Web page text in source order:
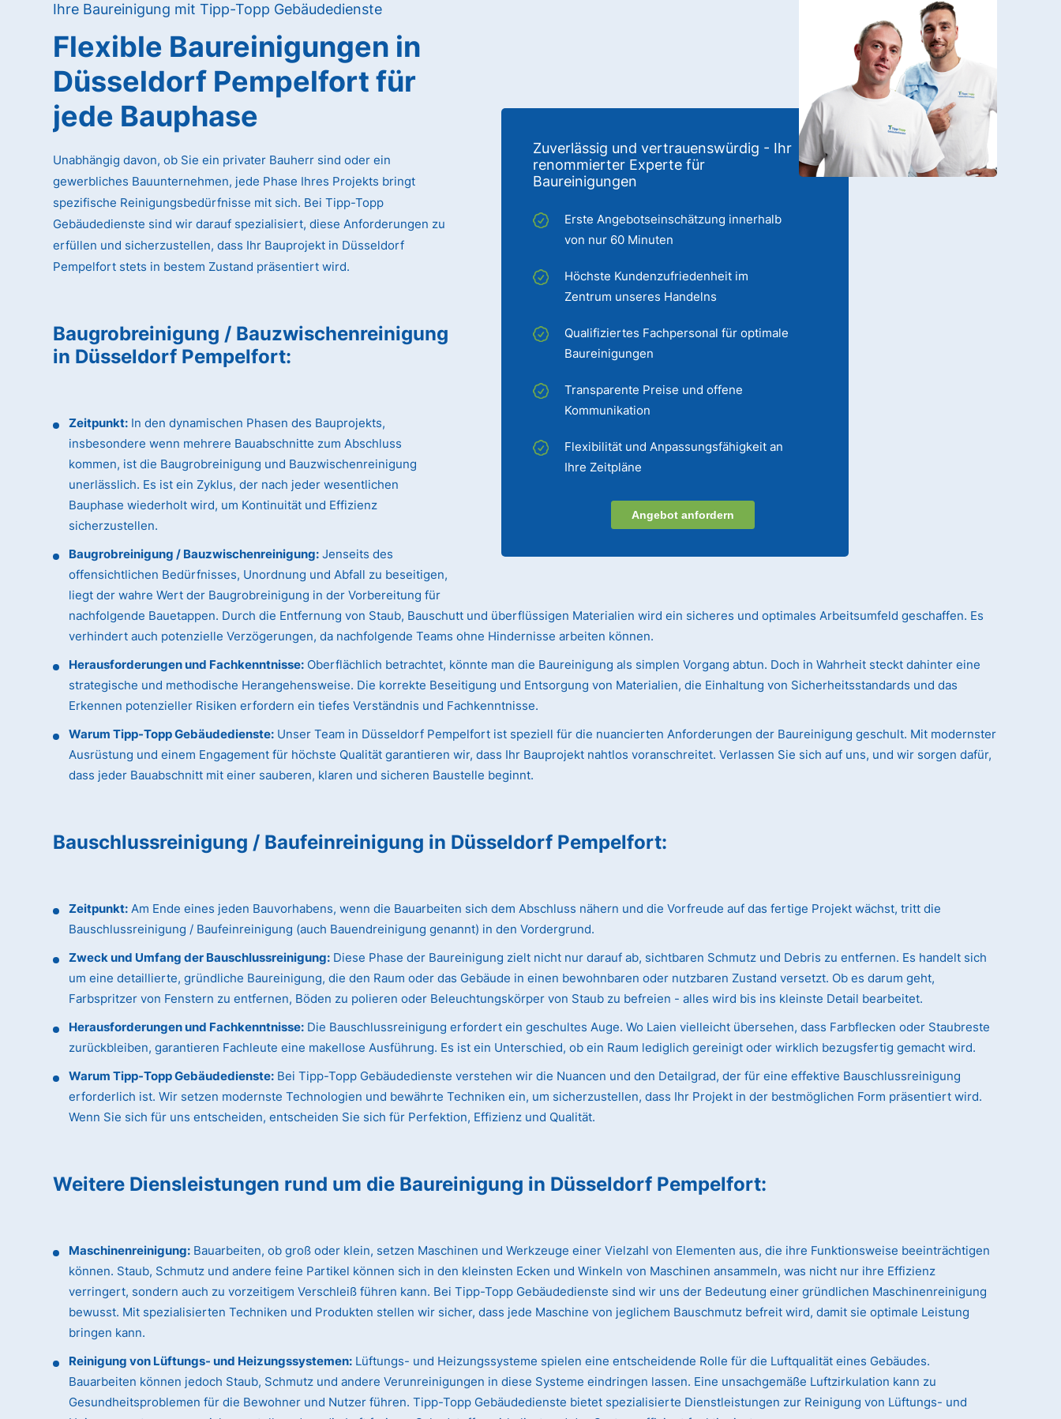
Ihre Baureinigung mit Tipp-Topp Gebäudedienste
Zuverlässig und vertrauenswürdig - Ihr
renommierter Experte für
Baureinigungen
Erste Angebotseinschätzung innerhalb
von nur 60 Minuten
Höchste Kundenzufriedenheit im
Zentrum unseres Handelns
Qualifiziertes Fachpersonal für optimale
Baureinigungen
Transparente Preise und offene
Kommunikation
Flexibilität und Anpassungsfähigkeit an
Ihre Zeitpläne
Angebot anfordern
Flexible Baureinigungen in
Düsseldorf Pempelfortfür
jede Bauphase
Unabhängig davon, ob Sie ein privater Bauherr sind oder ein
gewerbliches Bauunternehmen, jede Phase Ihres Projekts bringt
spezifische Reinigungsbedürfnisse mit sich. Bei Tipp-Topp
Gebäudedienste sind wir darauf spezialisiert, diese Anforderungen zu
erfüllen und sicherzustellen, dass Ihr Bauprojekt in Düsseldorf
Pempelfort stets in bestem Zustand präsentiert wird.
Baugrobreinigung / Bauzwischenreinigung
in Düsseldorf Pempelfort:
Zeitpunkt: In den dynamischen Phasen des Bauprojekts,
insbesondere wenn mehrere Bauabschnitte zum Abschluss
kommen, ist die Baugrobreinigung und Bauzwischenreinigung
unerlässlich. Es ist ein Zyklus, der nach jeder wesentlichen
Bauphase wiederholt wird, um Kontinuität und Effizienz
sicherzustellen.
Baugrobreinigung / Bauzwischenreinigung: Jenseits des
offensichtlichen Bedürfnisses, Unordnung und Abfall zu beseitigen,
liegt der wahre Wert der Baugrobreinigung in der Vorbereitung für
nachfolgende Bauetappen. Durch die Entfernung von Staub, Bauschutt und überflüssigen Materialien wird ein sicheres und optimales Arbeitsumfeld geschaffen. Es
verhindert auch potenzielle Verzögerungen, da nachfolgende Teams ohne Hindernisse arbeiten können.
Herausforderungen und Fachkenntnisse: Oberflächlich betrachtet, könnte man die Baureinigung als simplen Vorgang abtun. Doch in Wahrheit steckt dahinter eine
strategische und methodische Herangehensweise. Die korrekte Beseitigung und Entsorgung von Materialien, die Einhaltung von Sicherheitsstandards und das
Erkennen potenzieller Risiken erfordern ein tiefes Verständnis und Fachkenntnisse.
Warum Tipp-Topp Gebäudedienste: Unser Team in Düsseldorf Pempelfort ist speziell für die nuancierten Anforderungen der Baureinigung geschult. Mit modernster
Ausrüstung und einem Engagement für höchste Qualität garantieren wir, dass Ihr Bauprojekt nahtlos voranschreitet. Verlassen Sie sich auf uns, und wir sorgen dafür,
dass jeder Bauabschnitt mit einer sauberen, klaren und sicheren Baustelle beginnt.
Bauschlussreinigung / Baufeinreinigung in Düsseldorf Pempelfort:
Zeitpunkt: Am Ende eines jeden Bauvorhabens, wenn die Bauarbeiten sich dem Abschluss nähern und die Vorfreude auf das fertige Projekt wächst, tritt die
Bauschlussreinigung / Baufeinreinigung (auch Bauendreinigung genannt) in den Vordergrund.
Zweck und Umfang der Bauschlussreinigung: Diese Phase der Baureinigung zielt nicht nur darauf ab, sichtbaren Schmutz und Debris zu entfernen. Es handelt sich
um eine detaillierte, gründliche Baureinigung, die den Raum oder das Gebäude in einen bewohnbaren oder nutzbaren Zustand versetzt. Ob es darum geht,
Farbspritzer von Fenstern zu entfernen, Böden zu polieren oder Beleuchtungskörper von Staub zu befreien - alles wird bis ins kleinste Detail bearbeitet.
Herausforderungen und Fachkenntnisse: Die Bauschlussreinigung erfordert ein geschultes Auge. Wo Laien vielleicht übersehen, dass Farbflecken oder Staubreste
zurückbleiben, garantieren Fachleute eine makellose Ausführung. Es ist ein Unterschied, ob ein Raum lediglich gereinigt oder wirklich bezugsfertig gemacht wird.
Warum Tipp-Topp Gebäudedienste: Bei Tipp-Topp Gebäudedienste verstehen wir die Nuancen und den Detailgrad, der für eine effektive Bauschlussreinigung
erforderlich ist. Wir setzen modernste Technologien und bewährte Techniken ein, um sicherzustellen, dass Ihr Projekt in der bestmöglichen Form präsentiert wird.
Wenn Sie sich für uns entscheiden, entscheiden Sie sich für Perfektion, Effizienz und Qualität.
Weitere Diensleistungen rund um die Baureinigung in Düsseldorf Pempelfort:
Maschinenreinigung: Bauarbeiten, ob groß oder klein, setzen Maschinen und Werkzeuge einer Vielzahl von Elementen aus, die ihre Funktionsweise beeinträchtigen
können. Staub, Schmutz und andere feine Partikel können sich in den kleinsten Ecken und Winkeln von Maschinen ansammeln, was nicht nur ihre Effizienz
verringert, sondern auch zu vorzeitigem Verschleiß führen kann. Bei Tipp-Topp Gebäudedienste sind wir uns der Bedeutung einer gründlichen Maschinenreinigung
bewusst. Mit spezialisierten Techniken und Produkten stellen wir sicher, dass jede Maschine von jeglichem Bauschmutz befreit wird, damit sie optimale Leistung
bringen kann.
Reinigung von Lüftungs- und Heizungssystemen: Lüftungs- und Heizungssysteme spielen eine entscheidende Rolle für die Luftqualität eines Gebäudes.
Bauarbeiten können jedoch Staub, Schmutz und andere Verunreinigungen in diese Systeme eindringen lassen. Eine unsachgemäße Luftzirkulation kann zu
Gesundheitsproblemen für die Bewohner und Nutzer führen. Tipp-Topp Gebäudedienste bietet spezialisierte Dienstleistungen zur Reinigung von Lüftungs- und